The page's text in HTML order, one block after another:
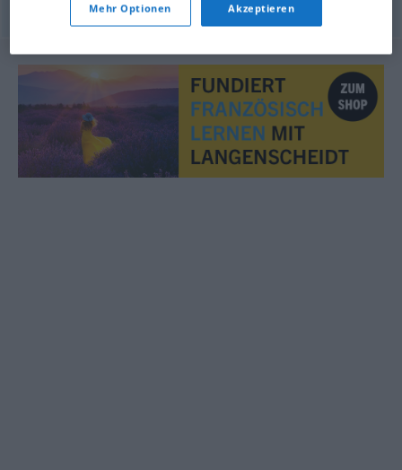
© OpenThesaurus.de
Mehr Optionen Akzeptieren